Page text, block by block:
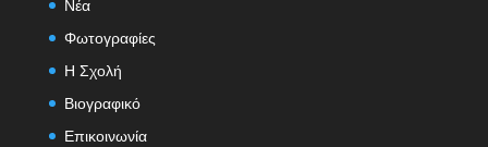
Νέα
Φωτογραφίες
Η Σχολή
Βιογραφικό
Επικοινωνία